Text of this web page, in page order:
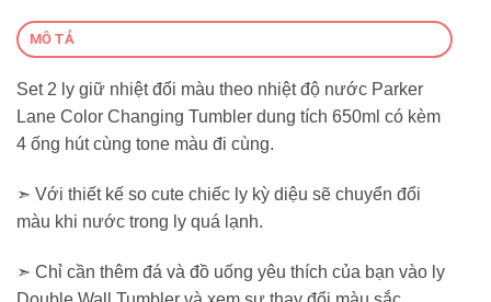
MÔ TẢ
Set 2 ly giữ nhiệt đổi màu theo nhiệt độ nước Parker
Lane Color Changing Tumbler dung tích 650ml có kèm
4 ống hút cùng tone màu đi cùng.
➣ Với thiết kế so cute chiếc ly kỳ diệu sẽ chuyển đổi
màu khi nước trong ly quá lạnh.
➣ Chỉ cần thêm đá và đồ uống yêu thích của bạn vào ly